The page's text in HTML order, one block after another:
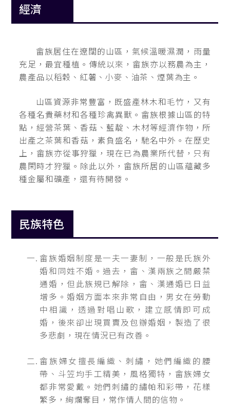
經濟
畲族居住在遼闊的山區，氣候溫暖濕潤，雨量
充足，最宜種植。傳統以來，畲族亦以務農為主，
農產品以稻穀、紅薯、小麥、油茶、煙葉為主。
山區資源非常豐富，既盛產林木和毛竹，又有
各種名貴藥材和各種珍禽異獸。畲族根據山區的特
點，經營茶葉、香菇、藍靛、木材等經濟作物，所
出產之茶葉和香菇，素負盛名，馳名中外。在歷史
上，畲族亦從事狩獵，現在已為農業所代替，只有
農閑時才狩獵。除此以外，畲族所居的山區蘊藏多
種金屬和礦產，還有待開發。
民族特色
畲族婚姻制度是一夫一妻制，一般是氏族外
婚和同姓不婚。過去，畲、漢兩族之間嚴禁
通婚，但此族規已解除，畲、漢通婚已日益
增多。婚姻方面本來非常自由，男女在勞動
中相識，透過對唱山歌，建立感情即可成
婚，後來卻出現買賣及包辦婚姻，製造了很
多悲劇，現在情況已有改善。
畲族婦女擅長編織、刺繡，她們編織的腰
帶、斗笠均手工精美，風格獨特，畲族婦女
都非常愛戴。她們刺繡的繡帕和彩帶，花樣
繁多，絢爛奪目，常作情人間的信物。